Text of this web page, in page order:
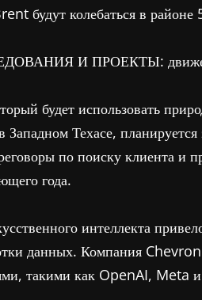
будут колебаться в районе
И ПРОЕКТЫ:
будет использовать
Западном Техасе,
по поиску клиента и
года.
интеллекта
данных. Компания
такими как OpenAI, Meta и